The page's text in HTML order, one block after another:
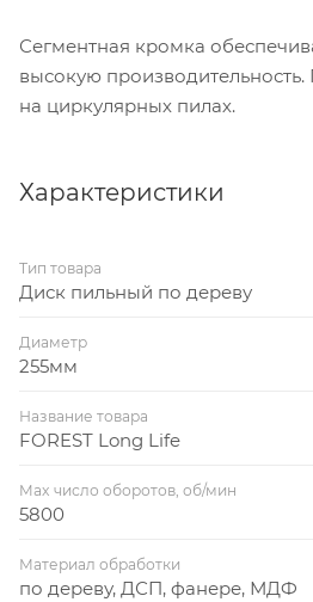
Сегментная кромка
высокую
на циркулярных пилах.
Характеристики
Тип товара
Диск пильный по дереву
Диаметр
255мм
Название товара
FOREST Long Life
Max число оборотов, об/мин
5800
Материал обработки
по дереву, ДСП, фанере, МДФ